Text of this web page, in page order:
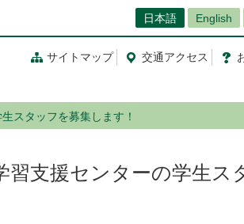
日本語 English
サイトマップ 交通アクセス
スタッフを募集します！
習支援センターの学生ス